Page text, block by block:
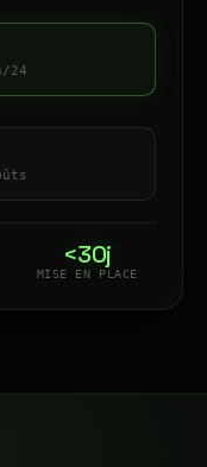
24
<30j
MISE EN PLACE